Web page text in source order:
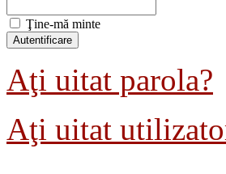
Ţine-mă minte
Aţi uitat parola?
Aţi uitat